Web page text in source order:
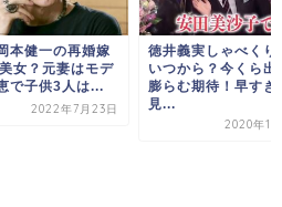
本健一の再婚嫁
女？元妻はモデ
で子供3人は...
2022年7月23日
徳井義実しゃべくり
いつから？今くら出
膨らむ期待！早すぎ
見...
2020年10